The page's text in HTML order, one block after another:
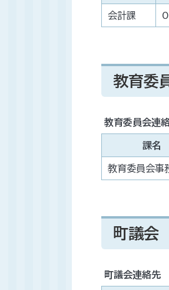
会計課
教育委
教育委員会連
課名
教育委員会事
町議会
町議会連絡先